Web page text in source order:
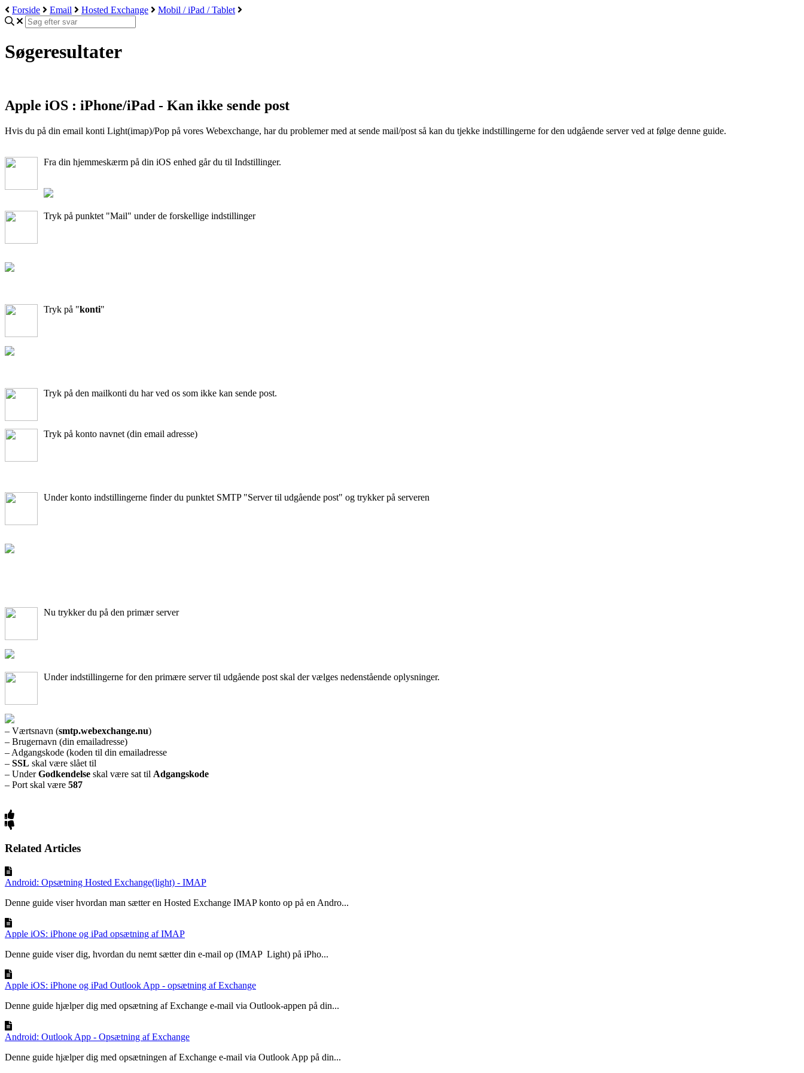
Forside Email Hosted Exchange Mobil / iPad / Tablet
Søgeresultater
Apple iOS : iPhone/iPad - Kan ikke sende post
Hvis du på din email konti Light(imap)/Pop på vores Webexchange, har du problemer med at sende mail/post så kan du tjekke indstillingerne for den udgående server ved at følge denne guide.
Fra din hjemmeskærm på din iOS enhed går du til Indstillinger.
Tryk på punktet "Mail" under de forskellige indstillinger
Tryk på "konti"
Tryk på den mailkonti du har ved os som ikke kan sende post.
Tryk på konto navnet (din email adresse)
Under konto indstillingerne finder du punktet SMTP "Server til udgående post" og trykker på serveren
Nu trykker du på den primær server
Under indstillingerne for den primære server til udgående post skal der vælges nedenstående oplysninger.
– Værtsnavn (smtp.webexchange.nu)
– Brugernavn (din emailadresse)
– Adgangskode (koden til din emailadresse
– SSL skal være slået til
– UnderGodkendelse skal være sat til Adgangskode
– Port skal være 587
Related Articles
Android: Opsætning Hosted Exchange(light) - IMAP
Denne guide viser hvordan man sætter en Hosted Exchange IMAP konto op på en Andro...
Apple iOS: iPhone og iPad opsætning af IMAP
Denne guide viser dig, hvordan du nemt sætter din e-mail op (IMAP Light) på iPho...
Apple iOS: iPhone og iPad Outlook App - opsætning af Exchange
Denne guide hjælper dig med opsætning af Exchange e-mail via Outlook-appen på din...
Android: Outlook App - Opsætning af Exchange
Denne guide hjælper dig med opsætningen af Exchange e-mail via Outlook App på din...